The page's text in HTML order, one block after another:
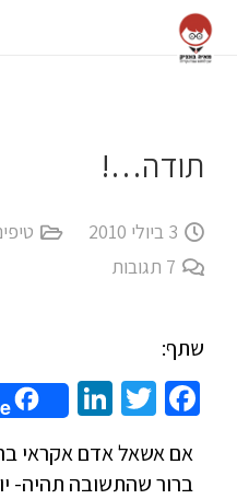
תודה…!
3 ביולי 2010
7 תגובות
שתף:
Facebook
Twitter
ברור שהתשובה תהיה-